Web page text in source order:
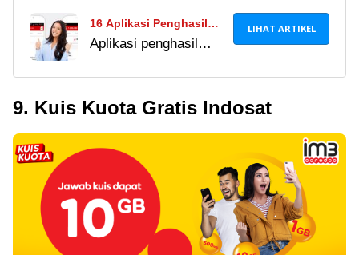
16 Aplikasi Penghasil
Pulsa Gratis Tercepat
Aplikasi penghasil
2023 bisa kamu
install kalau mau dapat
pulsa gratis!
LIHAT ARTIKEL
9. Kuis Kuota Gratis Indosat